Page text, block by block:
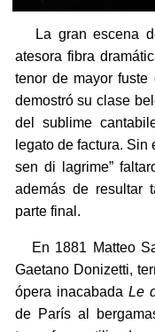
La gran escena
atesora fibra
tenor de mayor
demostró su clase
del sublime
legato de factura. Sin
sen di lagrime”
además de resultar
parte final.
En 1881 Matteo
Gaetano Donizetti,
ópera inacabada Le
de París al